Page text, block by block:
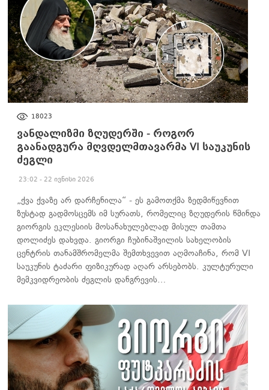
18023
ვანდალიზმი ზღუდერში - როგორ
გაანადგურა მღვდელმთავარმა VI საუკუნის
ძეგლი
23:02 - 22 ივნისი 2026
„ქვა ქვაზე არ დარჩენილა“ - ეს გამოთქმა ზედმიწევნით
ზუსტად გადმოსცემს იმ სურათს, რომელიც ზღუდერის წმინდა
გიორგის ეკლესიის მოსანახულებლად მისულ თამთა
დოლიძეს დახვდა. გიორგი ჩუბინაშვილის სახელობის
ცენტრის თანამშრომელმა შემთხვევით აღმოაჩინა, რომ VI
საუკუნის ტაძარი ფიზიკურად აღარ არსებობს. კულტურული
მემკვიდრეობის ძეგლის დანგრევის…